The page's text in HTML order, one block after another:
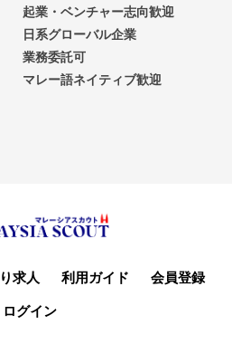
起業・ベンチャー志向歓迎
日系グローバル企業
業務委託可
マレー語ネイティブ歓迎
求人 利用ガイド
会員登録
ログイン